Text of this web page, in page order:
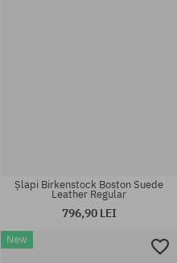
Mărimi existente:
Șlapi Birkenstock Boston Suede
Leather Regular
796,90 LEI
New